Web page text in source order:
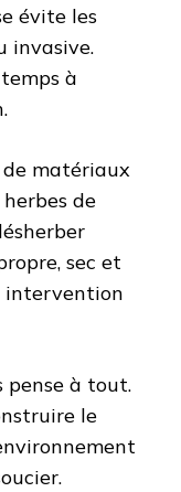
évite les
invasive.
à
de matériaux
de
sec et
intervention
pense à tout.
le